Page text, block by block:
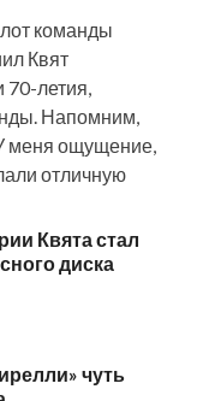
команды
Квят
70-летия,
Напомним,
меня ощущение,
отличную
Квята стал
диска
чуть